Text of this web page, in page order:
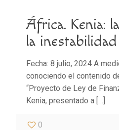
África. Kenia:
la inestabilidad
Fecha: 8 julio, 2024 A
conociendo el contenido
“Proyecto de Ley de
Kenia, presentado a […]
0